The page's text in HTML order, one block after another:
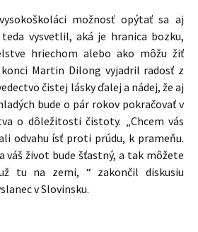
možnosť opýtať sa aj
vysvetlil, aká je hranica bozku,
hriechom alebo ako môžu žiť
Martin Dilong vyjadril radosť z
čistej lásky ďalej a nádej, že aj
bude o pár rokov pokračovať v
o dôležitosti čistoty. „Chcem vás
odvahu ísť proti prúdu, k prameňu.
váš život bude šťastný, a tak môžete
tu na zemi, “ zakončil diskusiu
v Slovinsku.